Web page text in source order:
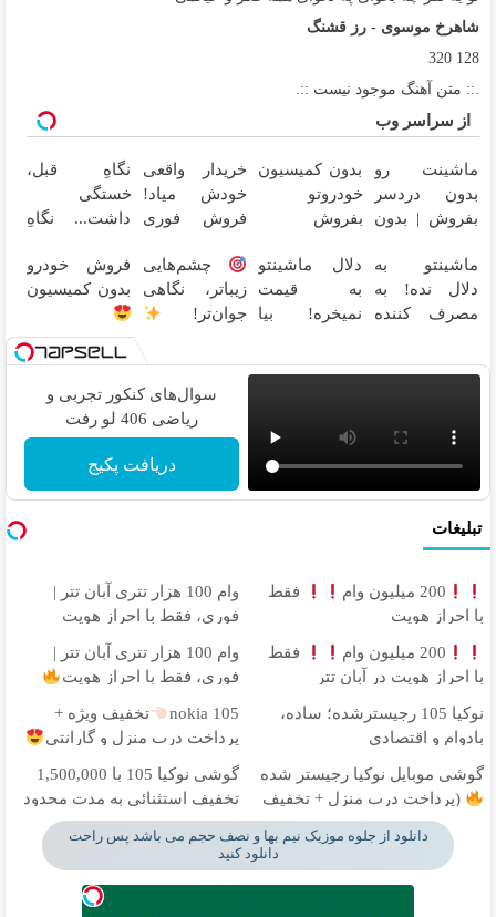
شاهرخ موسوی - رز قشنگ
128
320
.:: متن آهنگ موجود نیست ::.
از سراسر وب
ماشینت رو
بدون دردسر
بفروش | بدون
بدون کمیسیون
خودروتو
بفروش
خریدار واقعی
خودش میاد!
فروش فوری
همراه مکانیک
نگاهِ قبل،
خستگی
داشت... نگاهِ
بلفا با 25%
تخفیف
ماشینتو به
دلال نده! به
مصرف کننده
پاسخ به یک
دلال ماشینتو
به قیمت
نمیخره! بیا
بفروش*فقط
چشم‌هایی
زیباتر، نگاهی
جوان‌تر!
بلفاروپلاستی
فروش خودرو
بدون کمیسیون
سوال‌های کنکور تجربی و
ریاضی 406 لو رفت
دریافت پکیج
تبلیغات
200 میلیون وام
فقط
با احراز هویت
وام 100 هزار تتری آبان تتر |
فوری، فقط با احراز هویت
200 میلیون وام
فقط
با احراز هویت در آبان تتر
وام 100 هزار تتری آبان تتر |
فوری، فقط با احراز هویت
نوکیا 105 رجیسترشده؛ ساده،
بادوام و اقتصادی
nokia 105
تخفیف ویژه +
پرداخت درب منزل و گارانتی
گوشی موبایل نوکیا رجیستر شده
(پرداخت درب منزل + تخفیف
گوشی نوکیا 105 با 1,500,000
تخفیف استثنائی به مدت محدود
دانلود از جلوه موزیک نیم بها و نصف حجم می باشد پس راحت
دانلود کنید